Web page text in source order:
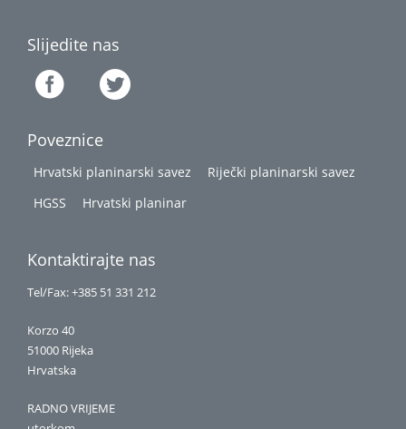
Slijedite nas
Poveznice
Hrvatski planinarski savez
Riječki planinarski savez
HGSS
Hrvatski planinar
Kontaktirajte nas
Tel/Fax: +385 51 331 212
Korzo 40
51000 Rijeka
Hrvatska
RADNO VRIJEME